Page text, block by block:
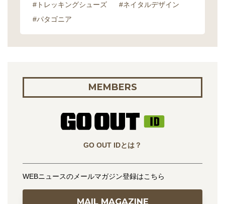
#トレッキングシューズ
#ネイタルデザイン
#パタゴニア
MEMBERS
GO OUT IDとは？
WEBニュースのメールマガジン登録はこちら
MAIL MAGAZINE